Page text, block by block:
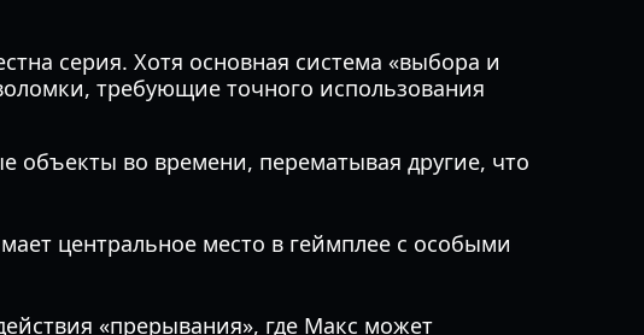
серия. Хотя основная система «выбора и
требующие точного использования
объекты во времени, перематывая другие, что
центральное место в геймплее с особыми
«прерывания», где Макс может